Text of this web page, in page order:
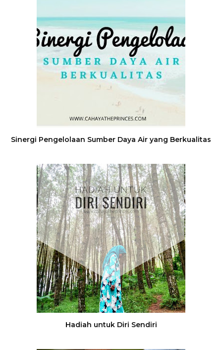
Sinergi Pengelolaan Sumber Daya Air yang Berkualitas
Hadiah untuk Diri Sendiri